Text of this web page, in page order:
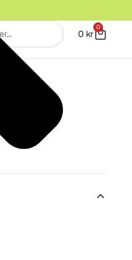
0 kr
0